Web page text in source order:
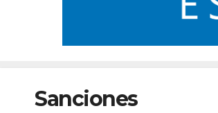
Sanciones